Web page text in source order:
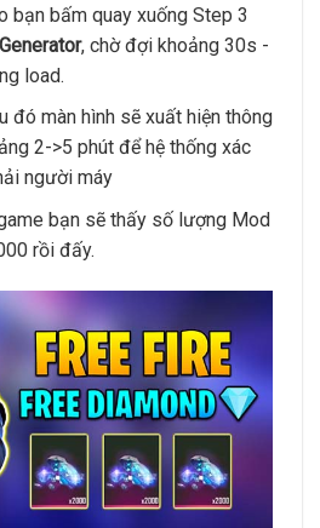
bạn bấm quay xuống Step 3
, chờ đợi khoảng 30s -
load.
đó màn hình sẽ xuất hiện thông
2->5 phút để hệ thống xác
người máy
bạn sẽ thấy số lượng Mod
rồi đấy.